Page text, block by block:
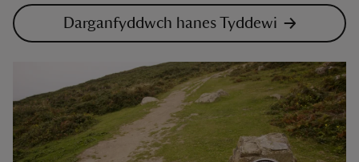
Darganfyddwch hanes Tyddewi